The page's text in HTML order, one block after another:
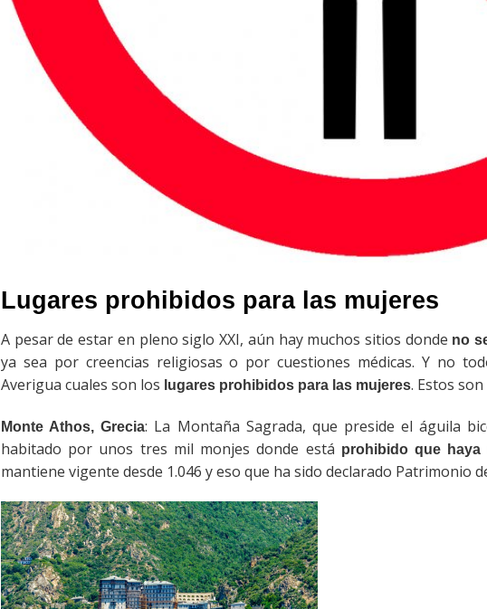
Lugares prohibidos para las mujeres
A pesar de estar en pleno siglo XXI, aún hay muchos sitios donde no
ya sea por creencias religiosas o por cuestiones médicas. Y no
Averigua cuales son los lugares prohibidos para las mujeres. Estos
Monte Athos, Grecia: La Montaña Sagrada, que preside el águila
habitado por unos tres mil monjes donde está prohibido que haya
mantiene vigente desde 1.046 y eso que ha sido declarado Patrimonio